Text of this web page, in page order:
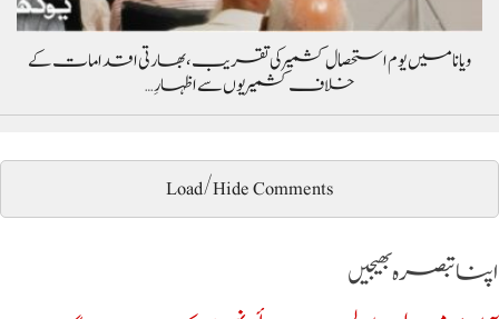
ویانا میں یوم استحصال کشمیر کی تقریب، بھارتی اقدامات کے
خلاف کشمیریوں سے اظہارِ…
Load/Hide Comments
اپنا تبصرہ بھیجیں